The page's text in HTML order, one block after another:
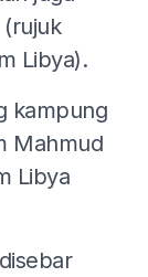
Libya).
kampung
Mahmud
Libya